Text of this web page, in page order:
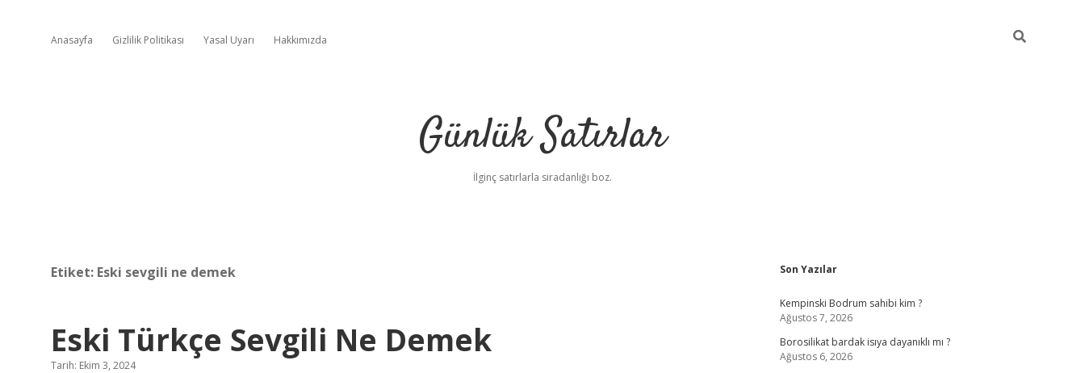
Anasayfa Gizlilik Politikası Yasal Uyarı Hakkımızda
Günlük Satırlar
İlginç satırlarla sıradanlığı boz.
Etiket: Eski sevgili ne demek
Eski Türkçe Sevgili Ne Demek
Tarih: Ekim 3, 2024
Sidebar
Son Yazılar
Kempinski Bodrum sahibi kim ?
Ağustos 7, 2026
Borosilikat bardak isıya dayanıklı mı ?
Ağustos 6, 2026